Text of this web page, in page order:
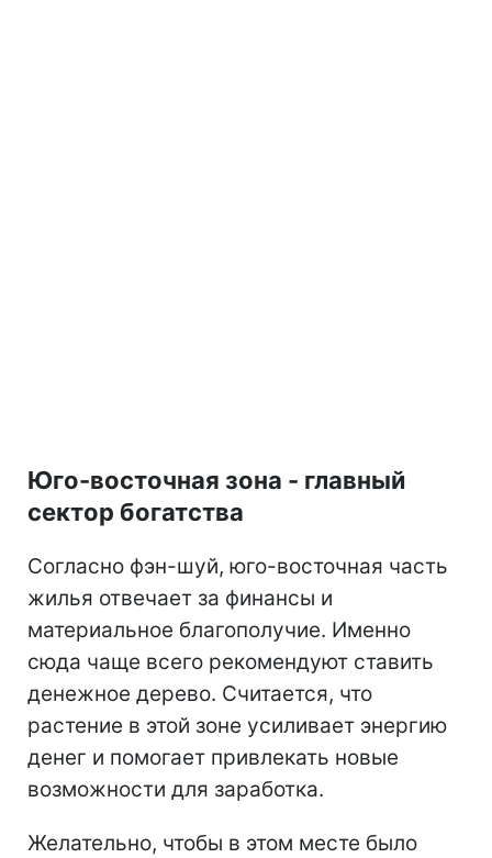
Юго-восточная зона - главный
сектор богатства
Согласно фэн-шуй, юго-восточная часть
жилья отвечает за финансы и
материальное благополучие. Именно
сюда чаще всего рекомендуют ставить
денежное дерево. Считается, что
растение в этой зоне усиливает энергию
денег и помогает привлекать новые
возможности для заработка.
Желательно, чтобы в этом месте было